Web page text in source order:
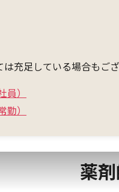
充足している場合もご
）
）
薬